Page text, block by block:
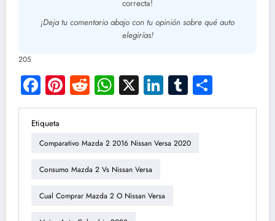
correcta!
¡Deja tu comentario abajo con tu opinión sobre qué auto
elegirías!
205
Facebook
Pinterest
RedditWhatsApp
X LinkedIn
Tumblr
Etiqueta
Comparativo Mazda 2 2016 Nissan Versa 2020
Consumo Mazda 2 Vs Nissan Versa
Cual Comprar Mazda 2 O Nissan Versa